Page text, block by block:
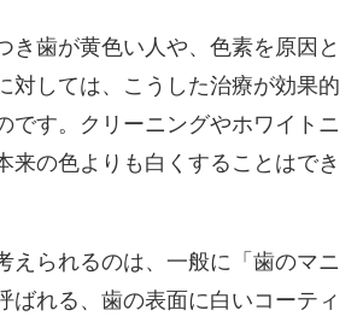
き歯が黄色い人や、色素を原因と
対しては、こうした治療が効果的
です。クリーニングやホワイトニ
来の色よりも白くすることはでき
えられるのは、一般に「歯のマニ
ばれる、歯の表面に白いコーティ